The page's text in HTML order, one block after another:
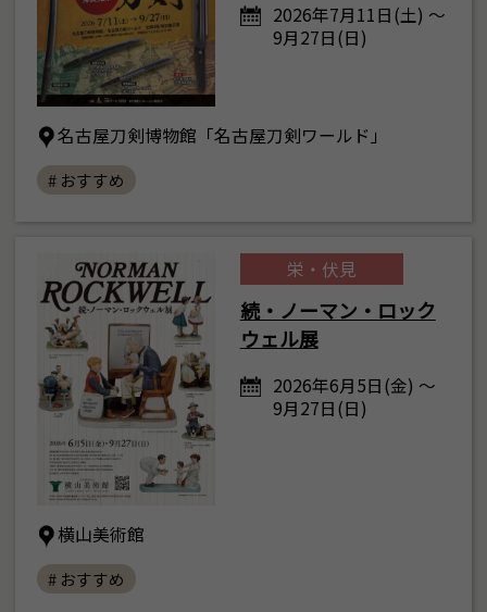
2026年7月11日(土) ～
9月27日(日)
名古屋刀剣博物館「名古屋刀剣ワールド」
# おすすめ
栄・伏見
続・ノーマン・ロック
ウェル展
2026年6月5日(金) ～
9月27日(日)
横山美術館
# おすすめ